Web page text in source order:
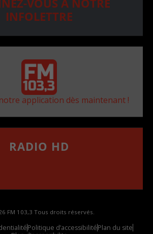
INFOLETTRE
application dès maintenant !
RADIO HD
FM 103,3 Tous droits réservés.
Politique d’accessibilitéPlan du site